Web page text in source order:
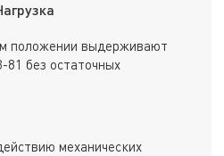
положении выдерживают
81 без остаточных
механических